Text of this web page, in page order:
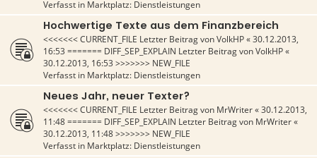
Verfasst in Marktplatz: Dienstleistungen
Hochwertige Texte aus dem Finanzbereich
<<<<<<< CURRENT_FILE Letzter Beitrag vonVolkHP«30.12.2013,
16:53 ======= DIFF_SEP_EXPLAIN Letzter Beitrag vonVolkHP«
30.12.2013, 16:53 >>>>>>> NEW_FILE
Verfasst in Marktplatz: Dienstleistungen
Neues Jahr, neuer Texter?
<<<<<<< CURRENT_FILE Letzter Beitrag von MrWriter«30.12.2013,
11:48======= DIFF_SEP_EXPLAIN Letzter Beitrag von MrWriter«
30.12.2013, 11:48>>>>>>> NEW_FILE
Verfasst in Marktplatz: Dienstleistungen